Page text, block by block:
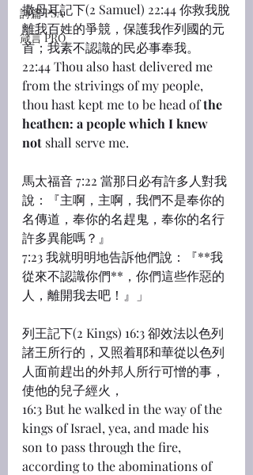
詩篇 PSA
箴言 PRO
撒母耳記下(2 Samuel) 22:44 你救我脫
離我百姓的爭競，保護我作列國的元
首；我素不認識的民必事奉我。
22:44 Thou also hast delivered me
from the strivings of my people,
thou hast kept me to be head of the
heathen: a people which I knew
not shall serve me.
馬太福音 7:22 當那日必有許多人對我
說：『主啊，主啊，我們不是奉你的
名傳道，奉你的名趕鬼，奉你的名行
許多異能嗎？』
7:23 我就明明地告訴他們說：『**我
從來不認識你們**，你們這些作惡的
人，離開我去吧！』」
列王記下(2 Kings) 16:3 卻效法以色列
諸王所行的，又照着耶和華從以色列
人面前趕出的外邦人所行可憎的事，
使他的兒子經火，
16:3 But he walked in the way of the
kings of Israel, yea, and made his
son to pass through the fire,
according to the abominations of